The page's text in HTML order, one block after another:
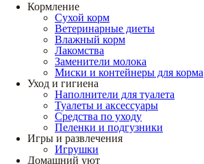
Кормление
Сухой корм
Ветеринарные диеты
Влажный корм
Лакомства
Заменители молока
Миски и контейнеры для корма
Уход и гигиена
Наполнители для туалета
Туалеты и аксессуары
Средства по уходу
Пеленки и подгузники
Игры и развлечения
Игрушки
Домашний уют